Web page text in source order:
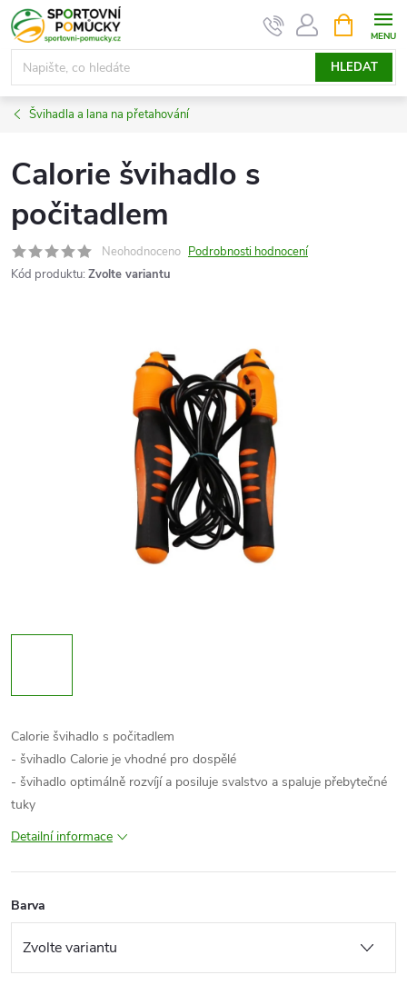
Přejít
na
obsah
HLEDAT
NÁKUPNÍ
KOŠÍK
Švihadla a lana na přetahování
Calorie švihadlo s
počitadlem
Neohodnoceno Podrobnosti hodnocení
Kód produktu: Zvolte variantu
Calorie švihadlo s počitadlem
- švihadlo Calorie je vhodné pro dospělé
- švihadlo optimálně rozvíjí a posiluje svalstvo a spaluje přebytečné
tuky
Detailní informace
Barva